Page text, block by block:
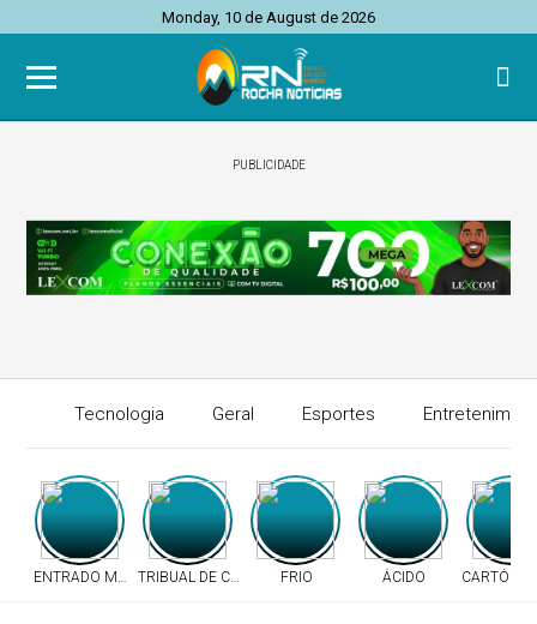
Monday, 10 de August de 2026
PUBLICIDADE
Tecnologia Geral Esportes
ENTRADO MORTOTRIBUAL DE CONTAS FRIO ÁCIDO